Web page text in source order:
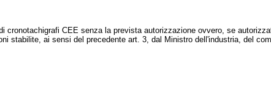
CEE senza la prevista autorizzazione ovvero, se
stabilite, ai sensi del precedente art. 3, dal Ministro dell'industria, del